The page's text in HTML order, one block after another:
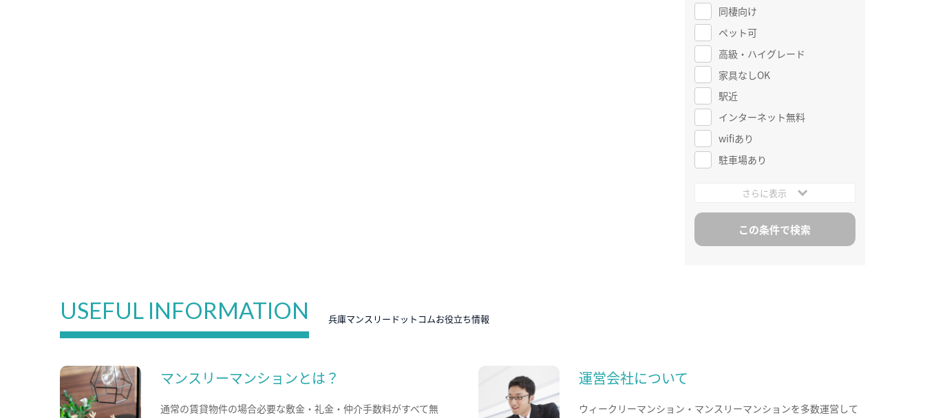
同棲向け
ペット可
高級・ハイグレード
家具なしOK
駅近
インターネット無料
wifiあり
駐車場あり
さらに表示
USEFUL INFORMATION 兵庫マンスリードットコムお役立ち情報
マンスリーマンションとは？
通常の賃貸物件の場合必要な敷金・礼金・仲介手数料がすべて無
運営会社について
ウィークリーマンション・マンスリーマンションを多数運営して